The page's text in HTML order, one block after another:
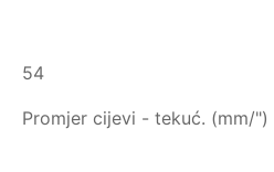
54
Promjer cijevi - tekuć. (mm/")